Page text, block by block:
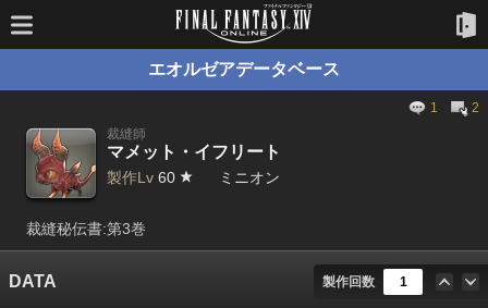
エオルゼアデータベース
1
2
裁縫師
マメット・イフリート
製作Lv 60 ミニオン
裁縫秘伝書:第3巻
DATA 製作回数